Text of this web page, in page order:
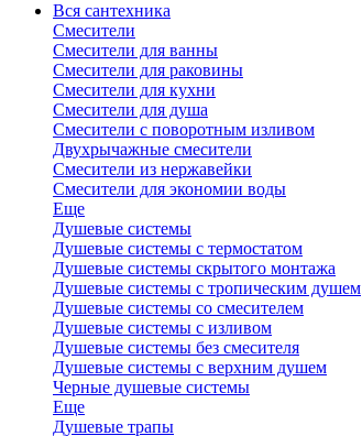
Вся сантехника
Смесители
Смесители для ванны
Смесители для раковины
Смесители для кухни
Смесители для душа
Смесители с поворотным изливом
Двухрычажные смесители
Смесители из нержавейки
Смесители для экономии воды
Еще
Душевые системы
Душевые системы с термостатом
Душевые системы скрытого монтажа
Душевые системы с тропическим душем
Душевые системы со смесителем
Душевые системы с изливом
Душевые системы без смесителя
Душевые системы с верхним душем
Черные душевые системы
Еще
Душевые трапы